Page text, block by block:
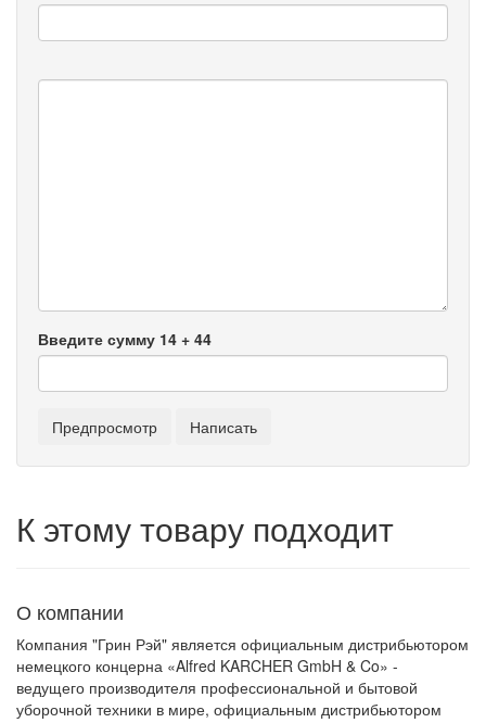
Введите сумму 14 + 44
К этому товару подходит
О компании
Компания "Грин Рэй" является официальным дистрибьютором
немецкого концерна «Alfred KARCHER GmbH & Co» -
ведущего производителя профессиональной и бытовой
уборочной техники в мире, официальным дистрибьютором